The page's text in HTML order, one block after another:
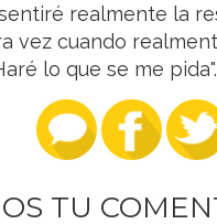
realmente la
vez cuando
lo que se me pida".
TU